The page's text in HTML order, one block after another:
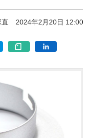
2024年2月20日 12:00